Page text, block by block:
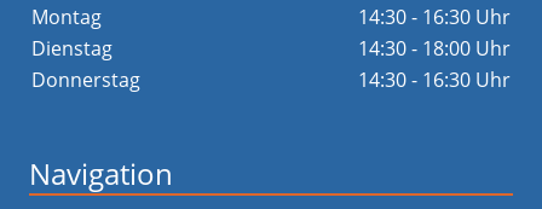
Montag
14:30 - 16:30 Uhr
Dienstag
14:30 - 18:00 Uhr
Donnerstag
14:30 - 16:30 Uhr
Navigation